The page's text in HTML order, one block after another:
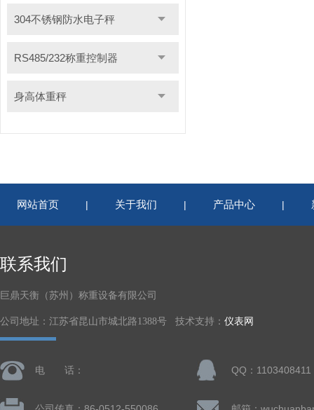
304不锈钢防水电子秤
RS485/232称重控制器
身高体重秤
网站首页 | 关于我们 | 产品中心 |
联系我们
巨鼎天衡（苏州）称重设备有限公司
公司地址：江苏省昆山市城北路1388号 技术支持： 仪表网
电 话： QQ：1103408411